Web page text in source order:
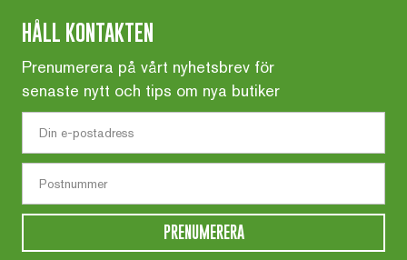
HÅLL KONTAKTEN
Prenumerera på vårt nyhetsbrev för
senaste nytt och tips om nya butiker
PRENUMERERA